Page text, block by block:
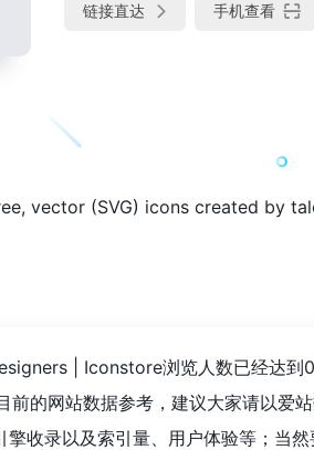
链接直达 手机查看
vector (SVG) icons created by
| Iconstore浏览人数已经达到
前的网站数据参考，建议大家请以爱
收录以及索引量、用户体验等；当